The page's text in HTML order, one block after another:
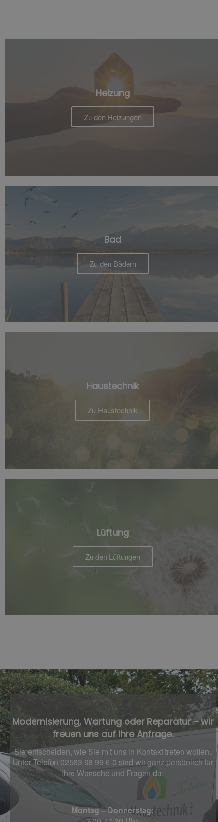
Heizung
Zu den Heizungen
Bad
Zu den Bädern
Haustechnik
Zu Haustechnik
Lüftung
Zu den Lüftungen
Modernisierung, Wartung oder Reparatur – wir
freuen uns auf Ihre Anfrage.
Sie entscheiden, wie Sie mit uns in Kontakt treten wollen.
Unter Telefon 02583 98 99 6-0 sind wir ganz persönlich für
Ihre Wünsche und Fragen da.
Montag – Donnerstag: